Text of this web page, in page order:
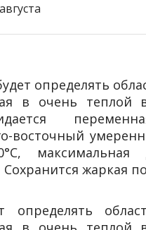
определять
в очень теплой
восточный
максимальная
жаркая
определять